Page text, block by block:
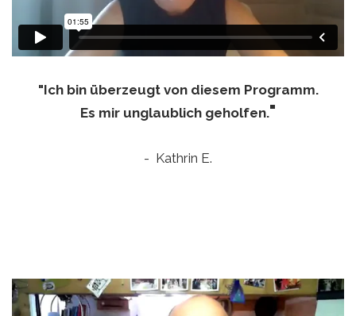
"Ich bin überzeugt von diesem Programm.
Es mir unglaublich geholfen."
- Kathrin E.